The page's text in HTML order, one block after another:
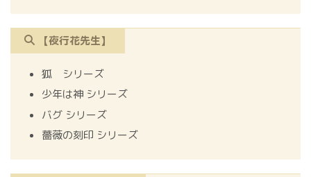
【夜行花先生】
狐 シリーズ
少年は神 シリーズ
バグ シリーズ
薔薇の刻印 シリーズ